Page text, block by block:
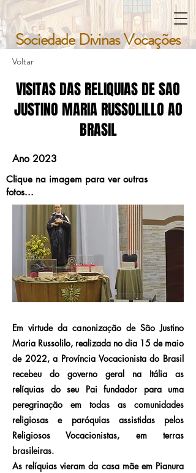
Sociedade Divinas Vocações
Sociedade Divinas Vocações
Voltar
VISITAS DAS RELIQUIAS DE SAO
JUSTINO MARIA RUSSOLILLO AO
BRASIL
Ano 2023
Clique na imagem para ver outras
fotos...
Em virtude da canonização de São Justino
Maria Russolilo, realizada no dia 15 de maio
de 2022, a Província Vocacionista do Brasil
recebeu do governo geral na Itália as
relíquias do seu Pai fundador para uma
peregrinação em todas as comunidades
religiosas e paróquias assistidas pelos
Religiosos Vocacionistas, em terras
brasileiras.
As relíquias vieram da casa mãe em Pianura